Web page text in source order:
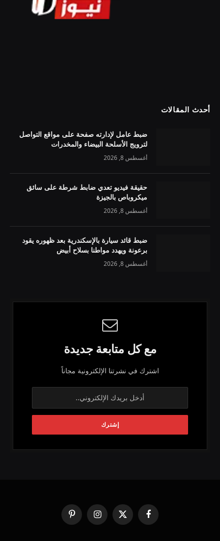
أحدث المقالات
ضبط عامل لإدارته صفحة على مواقع التواصل
لترويج الأسلحة البيضاء والمخدرات
أغسطس 8, 2026
حقيقة فيديو تعدي ضابط شرطة على سائق
ميكروباص بالجيزة
أغسطس 8, 2026
ضبط قائد سيارة بالإسكندرية بعد ظهوره يقود
برعونة ويهدد مواطنا بسلاح أبيض
أغسطس 8, 2026
مع كل متابعة جديدة
اشترك في نشرتنا الإلكترونية مجاناً
فيسبوك
X
(Twitter)
الانستغرامبينتيريست